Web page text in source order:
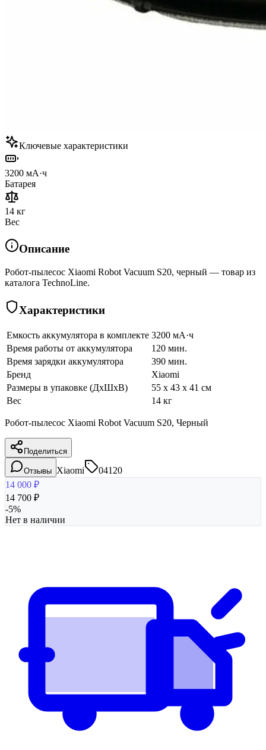
Ключевые характеристики
3200 мА·ч
Батарея
14 кг
Вес
Описание
Робот-пылесос Xiaomi Robot Vacuum S20, черный — товар из
каталога TechnoLine.
Характеристики
Емкость аккумулятора в комплекте 3200 мА·ч
Время работы от аккумулятора
120 мин.
Время зарядки аккумулятора
390 мин.
Бренд
Xiaomi
Размеры в упаковке (ДхШхВ)
55 x 43 x 41 см
Вес
14 кг
Робот-пылесос Xiaomi Robot Vacuum S20, Черный
Поделиться
Отзывы Xiaomi
04120
14 000 ₽
14 700 ₽
-5%
Нет в наличии